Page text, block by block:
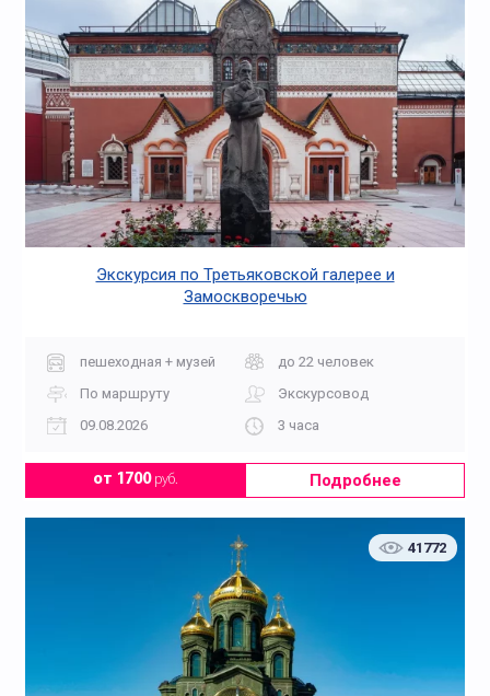
Экскурсия по Третьяковской галерее и
Замоскворечью
пешеходная + музей
до 22 человек
По маршруту
Экскурсовод
09.08.2026
3 часа
от 1700руб. Подробнее
41772